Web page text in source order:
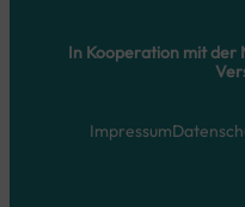
In Kooperation mit der
Impressum